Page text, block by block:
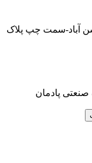
آباد-سمت چپ پلاک
پادمان